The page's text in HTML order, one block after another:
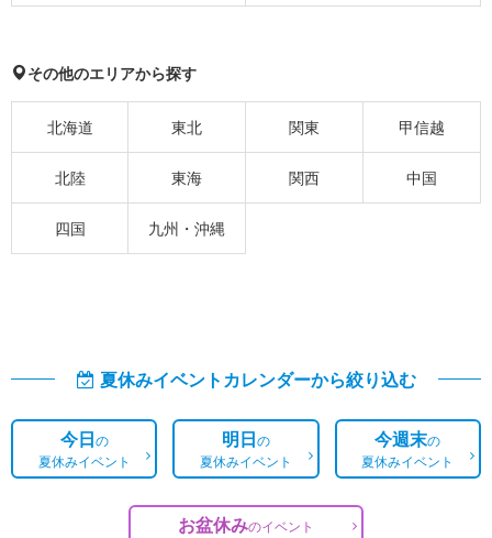
その他のエリアから探す
北海道 東北 関東 甲信越
北陸 東海 関西 中国
四国 九州・沖縄
夏休みイベントカレンダーから絞り込む
今日の
夏休みイベント
明日の
夏休みイベント
今週末の
夏休みイベント
お盆休みのイベント